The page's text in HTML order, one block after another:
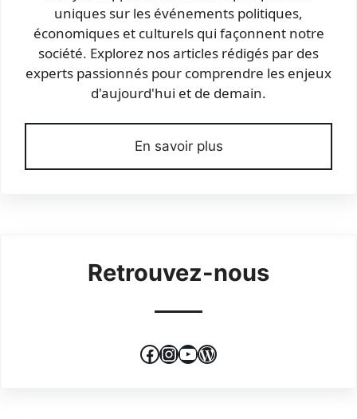
uniques sur les événements politiques,
économiques et culturels qui façonnent notre
société. Explorez nos articles rédigés par des
experts passionnés pour comprendre les enjeux
d'aujourd'hui et de demain.
En savoir plus
Retrouvez-nous
Facebook
Instagram
YouTube
WordPress